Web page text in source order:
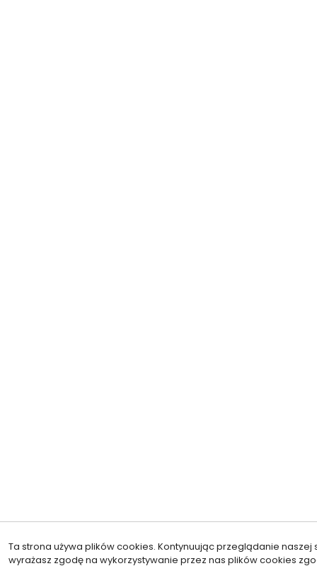
Ta strona używa plików cookies. Kontynuując przeglądanie naszej
wyrażasz zgodę na wykorzystywanie przez nas plików cookies